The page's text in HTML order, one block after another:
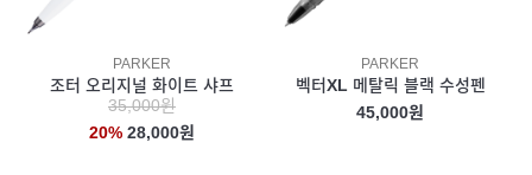
PARKER
조터 오리지널 화이트 샤프
35,000원
20% 28,000원
PARKER
벡터XL 메탈릭 블랙 수성펜
45,000원